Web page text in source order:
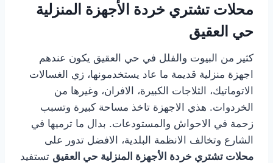
محلات تشتري خردة الأجهزة المنزلية
حي العقيق
كثير من البيوت والفلل في حي العقيق يكون عندهم
اجهزة منزلية قديمة ما عاد يستخدمونها، زي الغسالات
الاتوماتيك، الثلاجات الكبيرة، الافران، وغيرها من
الخردوات. هذي الاجهزة تاخذ مساحة كبيرة وتسبب
زحمة في الاحواش والمستودعات. بدال ما ترميها في
الشارع وتخالف الانظمة البلدية، الافضل تدور على
محلات تشتري خردة الأجهزة المنزلية حي العقيق تستفيد